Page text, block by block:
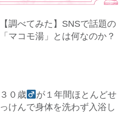
【調べてみた】SNSで話題の
「マコモ湯」とは何なのか？
３０歳
が１年間ほとんどせ
っけんで身体を洗わず入浴し